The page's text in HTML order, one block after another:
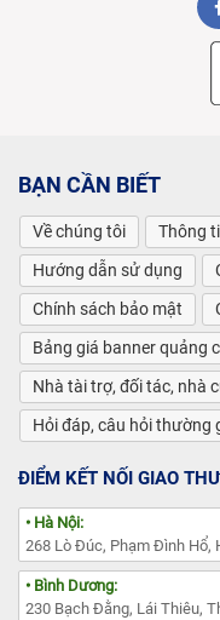
BẠN CẦN BIẾT
Về chúng tôi Thông
Hướng dẫn sử dụng
Chính sách bảo mật
Bảng giá banner quảng
Nhà tài trợ, đối tác, nhà
Hỏi đáp, câu hỏi thường
ĐIỂM KẾT NỐI GIAO
• Hà Nội:
268 Lò Đúc, Phạm Đình Hổ,
• Bình Dương:
230 Bạch Đằng, Lái Thiêu,